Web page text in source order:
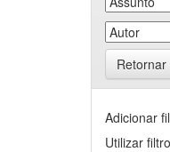
Adicionar
Utilizar